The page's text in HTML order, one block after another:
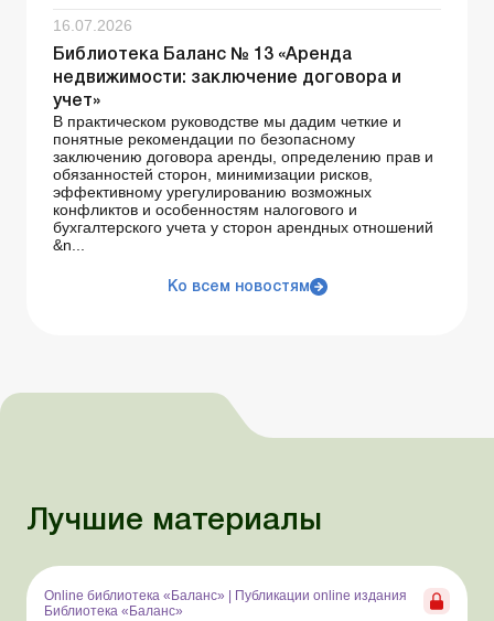
16.07.2026
Библиотека Баланс № 13 «Аренда
недвижимости: заключение договора и
учет»
В практическом руководстве мы дадим четкие и
понятные рекомендации по безопасному
заключению договора аренды, определению прав и
обязанностей сторон, минимизации рисков,
эффективному урегулированию возможных
конфликтов и особенностям налогового и
бухгалтерского учета у сторон арендных отношений
&n...
Ко всем новостям
Лучшие материалы
Online библиотека «Баланс»
Публикации online издания
Библиотека «Баланс»